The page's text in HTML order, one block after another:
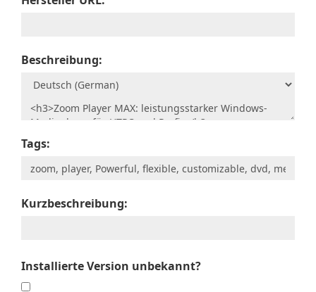
Beschreibung:
Tags:
Kurzbeschreibung:
Installierte Version unbekannt?